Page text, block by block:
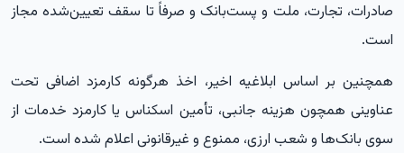
صادرات، تجارت، ملت و پست‌بانک و صرفاً تا سقف تعیین‌شده مجاز
است.
همچنین بر اساس ابلاغیه اخیر، اخذ هرگونه کارمزد اضافی تحت
عناوینی همچون هزینه جانبی، تأمین اسکناس یا کارمزد خدمات از
سوی بانک‌ها و شعب ارزی، ممنوع و غیرقانونی اعلام شده است.